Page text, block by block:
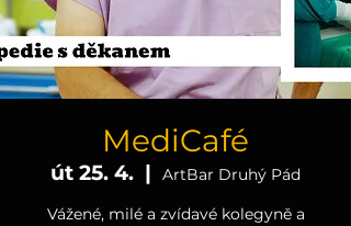
MediCafé
út 25. 4.
  |
ArtBar Druhý Pád
Vážené, milé a zvídavé kolegyně a